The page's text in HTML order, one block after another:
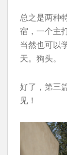
总之是两种
宿，一个主
当然也可以
天。狗头。
好了，第三
见！